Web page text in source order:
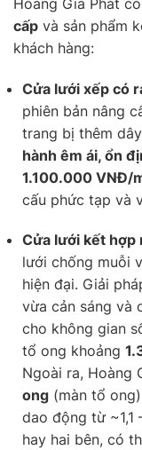
cấp và sản phẩm
khách hàng:
Cửa lưới xếp có
phiên bản nâng
trang bị thêm
hành êm ái, ổn
1.100.000 VNĐ/
cấu phức tạp và
Cửa lưới kết hợp
lưới chống muỗi
hiện đại. Giải
vừa cản sáng và
cho không gian
tổ ong khoảng
Ngoài ra, Hoàng
ong (màn tổ
dao động từ ~1,1
hay hai bên, có